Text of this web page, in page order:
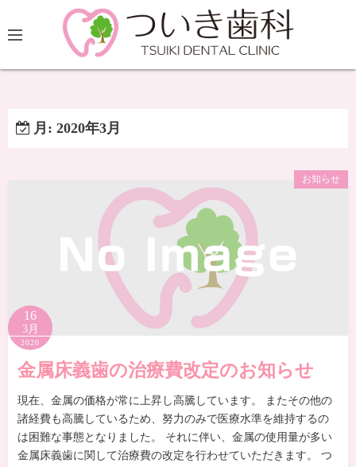
月: 2020年3月
お知らせ
16
3月
2020
金属床義歯の治療費改定のお知らせ
現在、金属の価格が常に上昇し高騰しています。 またその他の
諸経費も高騰しているため、努力のみで医療水準を維持するの
は困難な事態となりました。 それに伴い、金属の使用量が多い
金属床義歯に関して治療費の改定を行わせていただきます。 つ